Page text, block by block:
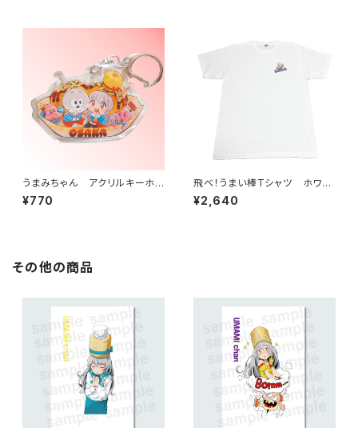
うまみちゃん アクリルキーホル
ダー 大阪バージョン
¥770
飛べ！うまい棒Tシャツ ホワイ
ト
¥2,640
その他の商品